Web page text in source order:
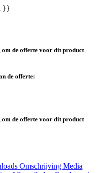
}}
de offerte voor dit product
de offerte:
de offerte voor dit product
Omschrijving Media